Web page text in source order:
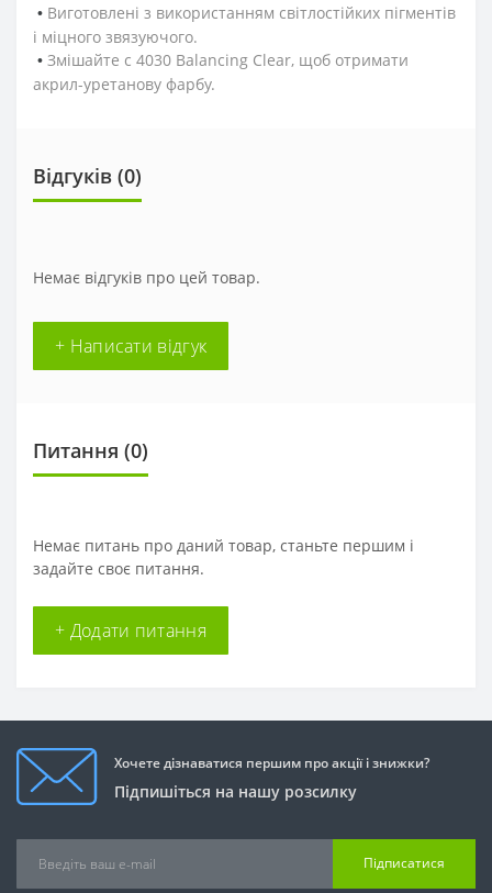
• Виготовлені з використанням світлостійких пігментів
і міцного звязуючого.
• Змішайте с 4030 Balancing Clear, щоб отримати
акрил-уретанову фарбу.
Відгуків (0)
Немає відгуків про цей товар.
+ Написати відгук
Питання (0)
Немає питань про даний товар, станьте першим і
задайте своє питання.
+ Додати питання
Хочете дізнаватися першим про акції і знижки?
Підпишіться на нашу розсилку
Підписатися